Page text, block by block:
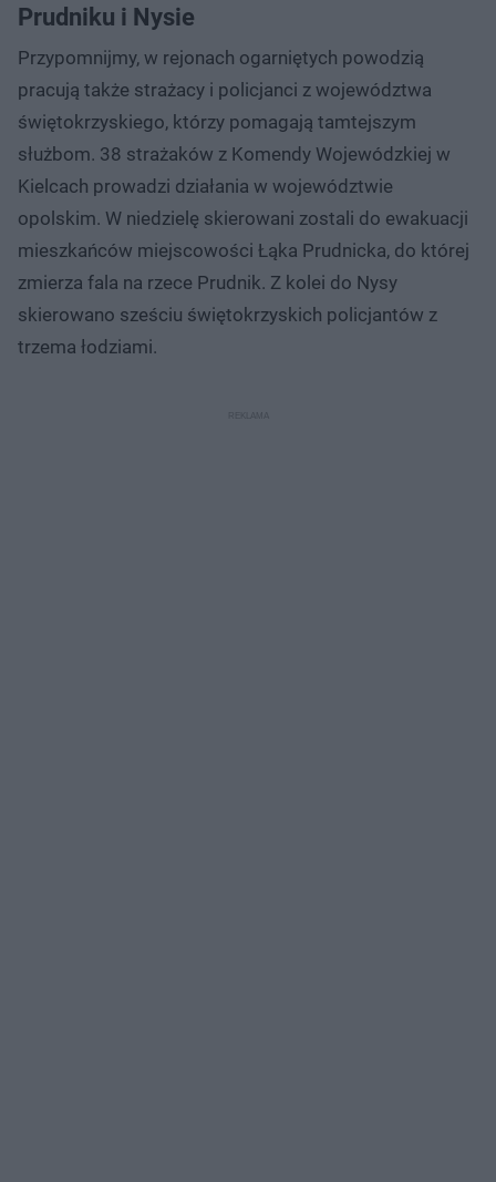
Prudniku i Nysie
Przypomnijmy, w rejonach ogarniętych powodzią
pracują także strażacy i policjanci z województwa
świętokrzyskiego, którzy pomagają tamtejszym
służbom. 38 strażaków z Komendy Wojewódzkiej w
Kielcach prowadzi działania w województwie
opolskim. W niedzielę skierowani zostali do ewakuacji
mieszkańców miejscowości Łąka Prudnicka, do której
zmierza fala na rzece Prudnik. Z kolei do Nysy
skierowano sześciu świętokrzyskich policjantów z
trzema łodziami.